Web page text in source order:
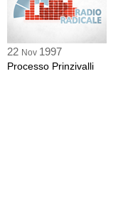
22 Nov 1997
Processo Prinzivalli